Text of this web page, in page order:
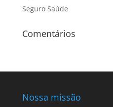
Seguro Saúde
Comentários
Nossa missão